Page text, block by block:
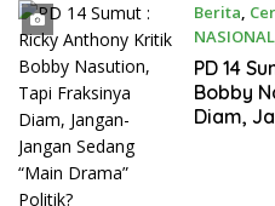
Berita,
NASIONAL
Juli 29,
PD 14
Bobby
Diam,